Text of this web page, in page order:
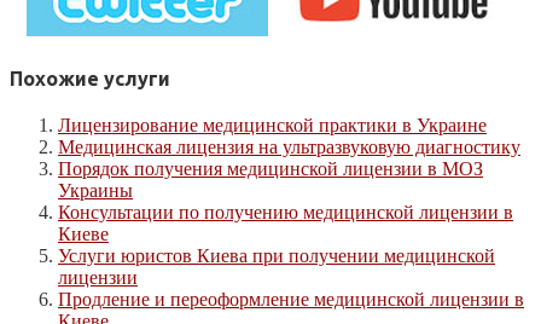
Похожие услуги
Лицензирование медицинской практики в Украине
Медицинская лицензия на ультразвуковую диагностику
Порядок получения медицинской лицензии в МОЗ
Украины
Консультации по получению медицинской лицензии в
Киеве
Услуги юристов Киева при получении медицинской
лицензии
Продление и переоформление медицинской лицензии в